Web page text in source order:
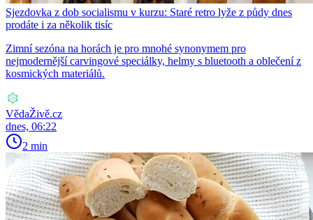
Sjezdovka z dob socialismu v kurzu: Staré retro lyže z půdy dnes
prodáte i za několik tisíc
Zimní sezóna na horách je pro mnohé synonymem pro
nejmodernější carvingové speciálky, helmy s bluetooth a oblečení z
kosmických materiálů.
VědaŽivě.cz
dnes, 06:22
2 min